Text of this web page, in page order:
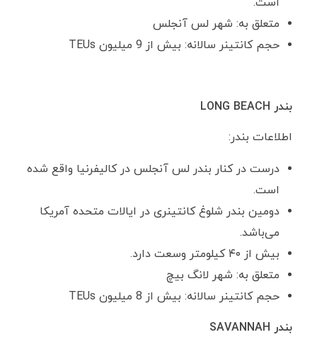
متعلق به: شهر لس آنجلس
حجم کانتینر سالانه: بیش از 9 میلیون TEUs
بندر LONG BEACH
اطلاعات بندر:
درست در کنار بندر لس آنجلس در کالیفرنیا واقع شده
است.
دومین بندر شلوغ کانتینری در ایالات متحده آمریکا
می‌باشد.
بیش از ۴۰ کیلومتر وسعت دارد.
متعلق به: شهر لانگ بیچ
حجم کانتینر سالانه: بیش از 8 میلیون TEUs
بندر SAVANNAH